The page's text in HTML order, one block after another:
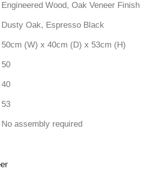
Engineered Wood, Oak Veneer Finish
Dusty Oak, Espresso Black
50cm (W) x 40cm (D) x 53cm (H)
50
40
53
No assembly required